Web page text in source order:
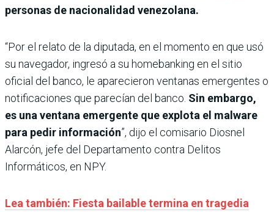
personas de nacionalidad venezolana.
“Por el relato de la diputada, en el momento en que usó
su navegador, ingresó a su homebanking en el sitio
oficial del banco, le aparecieron ventanas emergentes o
notificaciones que parecían del banco. Sin embargo,
es una ventana emergente que explota el malware
para pedir información”, dijo el comisario Diosnel
Alarcón, jefe del Departamento contra Delitos
Informáticos, en NPY.
Lea también: Fiesta bailable termina en tragedia